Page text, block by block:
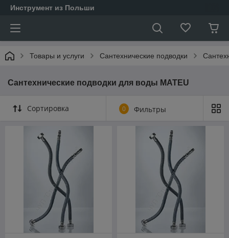
Инструмент из Польши
Товары и услуги Сантехнические подводки
Сантехнические подводки для воды MATEU
Сортировка 0 Фильтры